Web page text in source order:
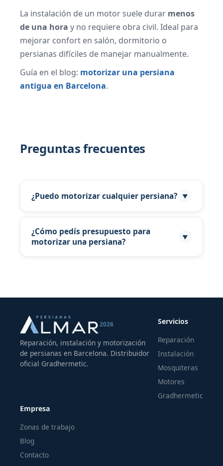
La instalación de un motor suele durar menos
de una hora y no requiere obra civil. Ideal para
mejorar confort en salón, dormitorio o
persianas difíciles de manejar manualmente.
Guía en el blog: motorizar una persiana
antigua en Barcelona.
Preguntas frecuentes
¿Puedo motorizar cualquier persiana? ▼
orientables pueden motorizarse si el eje y el
peso lo permiten. Envíanos foto por
¿Cómo pedís presupuesto para
motorizar una persiana?
▼
2026
Reparación, instalación y motorización
de persianas en Barcelona. Distribuidor
oficial Gradhermetic.
Servicios
Reparación
Instalación
Mosquiteras
Motores
Gradhermetic
Empresa
Zonas de trabajo
Blog
Contacto